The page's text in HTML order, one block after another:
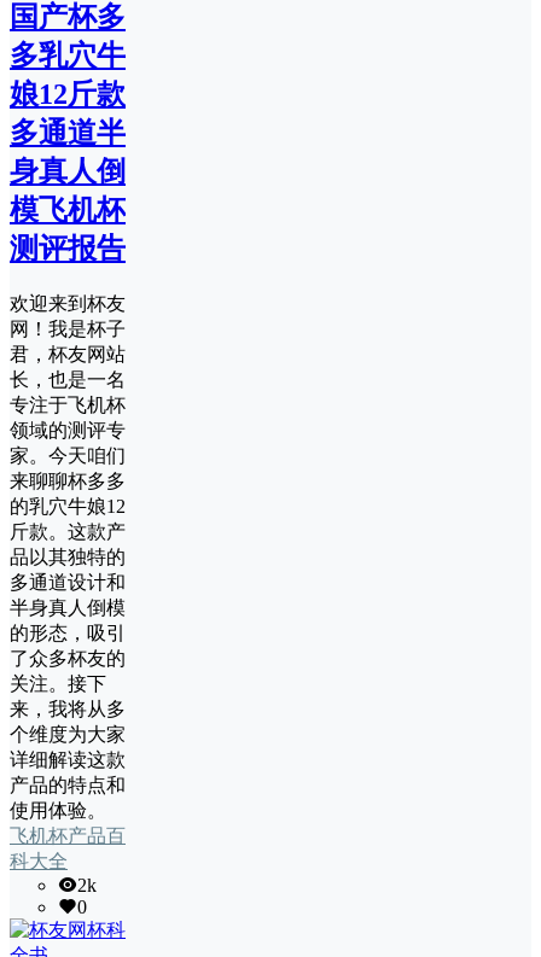
国产杯多
多乳穴牛
娘12斤款
多通道半
身真人倒
模飞机杯
测评报告
欢迎来到杯友
网！我是杯子
君，杯友网站
长，也是一名
专注于飞机杯
领域的测评专
家。今天咱们
来聊聊杯多多
的乳穴牛娘12
斤款。这款产
品以其独特的
多通道设计和
半身真人倒模
的形态，吸引
了众多杯友的
关注。接下
来，我将从多
个维度为大家
详细解读这款
产品的特点和
使用体验。
飞机杯产品百
科大全
2k
0